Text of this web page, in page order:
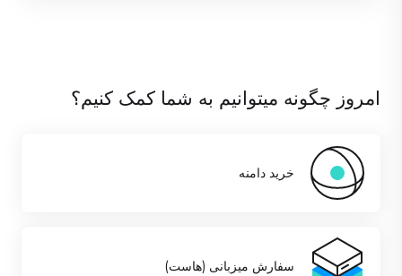
امروز چگونه میتوانیم به شما کمک کنیم؟
خرید دامنه
سفارش میزبانی (هاست)